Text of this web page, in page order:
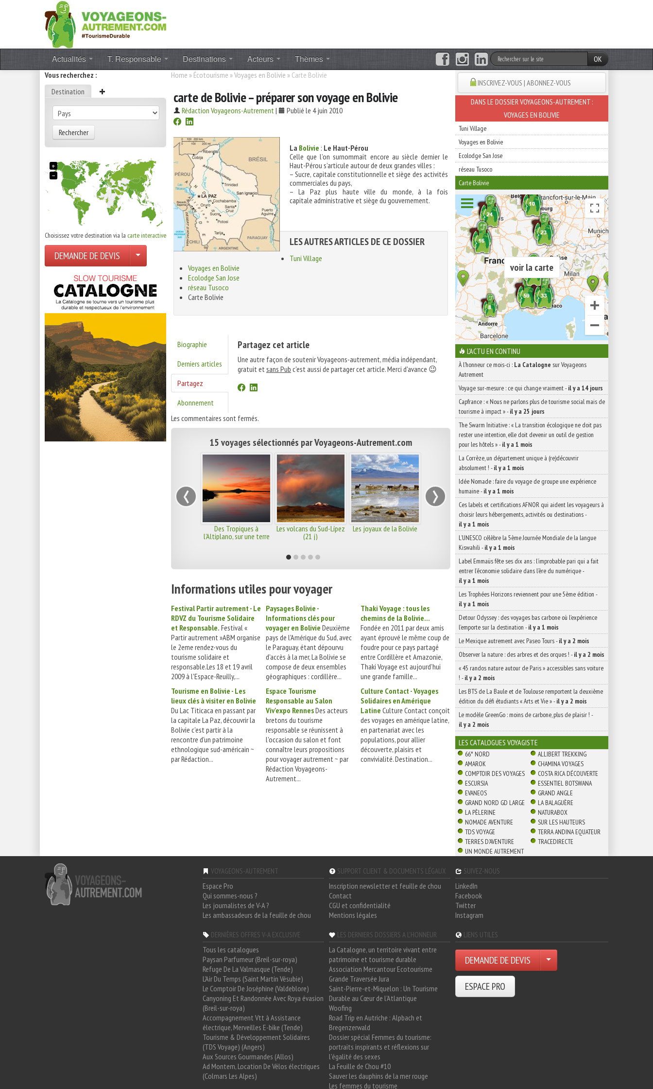
Actualités T. Responsable Destinations Acteurs Thèmes
OK
Vous recherchez :
Destination
Rechercher
+
−
Choisissez votre destination via la carte interactive
DEMANDE DE DEVIS
Home » Écotourisme »Voyages en Bolivie » Carte Bolivie
carte de Bolivie – préparer son voyage en Bolivie
Rédaction Voyageons-Autrement| Publié le 4 juin 2010
La Bolivie : Le Haut-Pérou
Celle que l’on surnommait encore au siècle dernier le
Haut-Pérou s’articule autour de deux grandes villes :
– Sucre, capitale constitutionnelle et siège des activités
commerciales du pays,
– La Paz plus haute ville du monde, à la fois
capitale administrative et siège du gouvernement.
LES AUTRES ARTICLES DE CE DOSSIER
Tuni Village
Voyages en Bolivie
Ecolodge San Jose
réseau Tusoco
Carte Bolivie
Biographie
Derniers articles
Partagez
Abonnement
Partagez cet article
Une autre façon de soutenir Voyageons-autrement, média indépendant,
gratuit etsans Pub c'est aussi de partager cet article. Merci d'avance 😉
Les commentaires sont fermés.
15 voyages sélectionnés par Voyageons-Autrement.com
Des Tropiques à
l'Altiplano, sur une terre
Les volcans du Sud-Lípez
(21 j)
Les joyaux de la Bolivie
‹ ›
Informations utiles pour voyager
Festival Partir autrement - Le
RDVZ du Tourisme Solidaire
et Responsable. Festival «
Partir autrement »ABM organise
le 2eme rendez-vous du
tourisme solidaire et
responsable.Les 18 et 19 avril
2009 à l'Espace-Reuilly,...
Paysages Bolivie -
Informations clés pour
voyager en Bolivie Deuxième
pays de l'Amérique du Sud, avec
le Paraguay, étant dépourvu
d'accès à la mer, La Bolivie se
compose de deux ensembles
géographiques : cordillère...
Thaki Voyage : tous les
chemins de la Bolivie…
Fondée en 2011 par deux amis
ayant éprouvé le même coup de
foudre pour ce pays partagé
entre Cordillère et Amazonie,
Thaki Voyage est aujourd’hui
une grande famille...
Tourisme en Bolivie - Les
lieux clés à visiter en Bolivie
Du Lac Titicaca en passant par
la capitale La Paz, découvrir la
Bolivie c'est partir à la
rencontre d'un patrimoine
ethnologique sud-américain ~
par Rédaction...
Espace Tourisme
Responsable au Salon
Viv'expo RennesDes acteurs
bretons du tourisme
responsable se réunissent à
l'occasion du salon et font
connaître leurs propositions
pour voyager autrement ~ par
Rédaction Voyageons-
Autrement...
Culture Contact - Voyages
Solidaires en Amérique
Latine Culture Contact conçoit
des voyages en amérique latine,
en partenariat avec les
populations, pour allier
découverte, plaisirs et
convivialité. Destination...
INSCRIVEZ-VOUS | ABONNEZ-VOUS
DANS LE DOSSIER VOYAGEONS-AUTREMENT :
VOYAGES EN BOLIVIE
Tuni Village
Voyages en Bolivie
Ecolodge San Jose
réseau Tusoco
Carte Bolivie
voir la carte
L'ACTU EN CONTINU
À l'honneur ce mois-ci : La Catalogne sur Voyageons
Autrement
Voyage sur-mesure : ce qui change vraiment-il y a 14 jours
Capfrance : « Nous ne parlons plus de tourisme social mais de
tourisme à impact »-il y a 25 jours
The Swarm Initiative : « La transition écologique ne doit pas
rester une intention, elle doit devenir un outil de gestion
pour les hôtels »-il y a 1 mois
La Corrèze, un département unique à (re)découvrir
absolument ! -il y a 1 mois
Idée Nomade : faire du voyage de groupe une expérience
humaine-il y a 1 mois
Ces labels et certifications AFNOR qui aident les voyageurs à
choisir leurs hébergements, activités ou destinations-
il y a 1 mois
L’UNESCO célèbre la 5ème Journée Mondiale de la langue
Kiswahili -il y a 1 mois
Label Emmaüs fête ses dix ans : l’improbable pari qui a fait
entrer l’économie solidaire dans l’ère du numérique-
il y a 1 mois
Les Trophées Horizons reviennent pour une 5ème édition -
il y a 1 mois
Detour Odyssey : des voyages bas carbone où l’expérience
l’emporte sur la destination -il y a 1 mois
Le Mexique autrement avec Paseo Tours-il y a 2 mois
Observer la nature : des arbres et des orques ! -il y a 2 mois
« 45 randos nature autour de Paris » accessibles sans voiture
! -il y a 2 mois
Les BTS de La Baule et de Toulouse remportent la deuxième
édition du défi étudiants « Arts et Vie »-il y a 2 mois
Le modèle GreenGo : moins de carbone, plus de plaisir ! -
il y a 2 mois
LES CATALOGUES VOYAGISTE
66° NORD
ALLIBERT TREKKING
AMAROK
CHAMINA VOYAGES
COMPTOIR DES VOYAGES
COSTA RICA DÉCOUVERTE
ESCURSIA
ESSENTIEL BOTSWANA
EVANEOS
GRAND ANGLE
GRAND NORD GD LARGE
LA BALAGUÈRE
LA PÈLERINE
NATURABOX
NOMADE AVENTURE
SUR LES HAUTEURS
TDS VOYAGE
TERRA ANDINA EQUATEUR
TERRES D'AVENTURE
TRACEDIRECTE
UN MONDE AUTREMENT
VOYAGEONS-AUTREMENT
Espace Pro
Qui sommes-nous ?
Les journalistes de V-A ?
Les ambassadeurs de la feuille de chou
SUPPORT CLIENT & DOCUMENTS LÉGAUX
Inscription newsletter et feuille de chou
Contact
CGU et confidentialité
Mentions légales
SUIVEZ-NOUS
LinkedIn
Facebook
Twitter
Instagram
DERNIÈRES OFFRES V-A EXCLUSIVE
Tous les catalogues
Paysan Parfumeur (Breil-sur-roya)
Refuge De La Valmasque (Tende)
L'Air Du Temps (Saint Martin Vésubie)
Le Comptoir De Joséphine (Valdeblore)
Canyoning Et Randonnée Avec Roya évasion
(Breil-sur-roya)
Accompagnement Vtt à Assistance
électrique, Merveilles E-bike (Tende)
Tourisme & Développement Solidaires
(TDS Voyage) (Angers)
Aux Sources Gourmandes (Allos)
Ad Montem, Location De Vélos électriques
(Colmars Les Alpes)
LES DERNIERS DOSSIERS A L'HONNEUR
La Catalogne, un territoire vivant entre
patrimoine et tourisme durable
Association Mercantour Ecotourisme
Grande Traversée Jura
Saint-Pierre-et-Miquelon : Un Tourisme
Durable au Cœur de l'Atlantique
Woofing
Road Trip en Autriche : Alpbach et
Bregenzerwald
Dossier spécial Femmes du tourisme:
portraits inspirants et réflexions sur
l'égalité des sexes
La Feuille de Chou #10
Sauver les dauphins de la mer rouge
Les femmes du tourisme
LIENS UTILES
DEMANDE DE DEVIS
ESPACE PRO